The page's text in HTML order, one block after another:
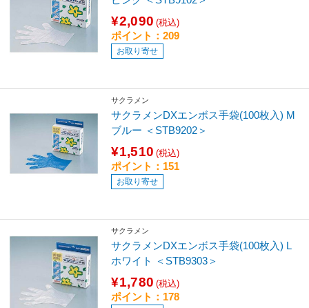
¥2,090 (税込)
ポイント：209
お取り寄せ
サクラメン
サクラメンDXエンボス手袋(100枚入) M
ブルー ＜STB9202＞
¥1,510 (税込)
ポイント：151
お取り寄せ
サクラメン
サクラメンDXエンボス手袋(100枚入) L
ホワイト ＜STB9303＞
¥1,780 (税込)
ポイント：178